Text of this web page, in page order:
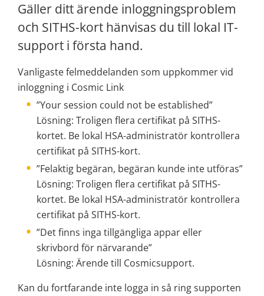
Gäller ditt ärende inloggningsproblem
och SITHS-kort hänvisas du till lokal IT-
support i första hand.
Vanligaste felmeddelanden som uppkommer vid
inloggning i Cosmic Link
”Your session could not be established”
Lösning: Troligen flera certifikat på SITHS-
kortet. Be lokal HSA-administratör kontrollera
certifikat på SITHS-kort.
”Felaktig begäran, begäran kunde inte utföras”
Lösning: Troligen flera certifikat på SITHS-
kortet. Be lokal HSA-administratör kontrollera
certifikat på SITHS-kort.
”Det finns inga tillgängliga appar eller
skrivbord för närvarande”
Lösning: Ärende till Cosmicsupport.
Kan du fortfarande inte logga in så ring supporten